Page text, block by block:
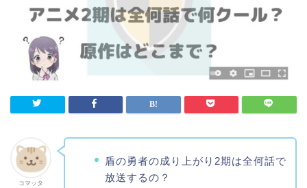
コマッタ
盾の勇者の成り上がり2期は全何話で
放送するの？